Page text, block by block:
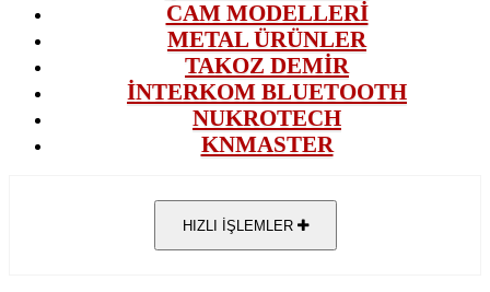
CAM MODELLERİ
METAL ÜRÜNLER
TAKOZ DEMİR
İNTERKOM BLUETOOTH
NUKROTECH
KNMASTER
HIZLI İŞLEMLER